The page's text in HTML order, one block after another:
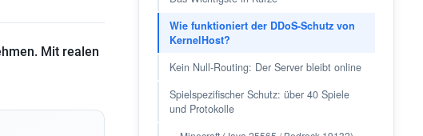
Mit realen
Wie funktioniert der DDoS-Schutz von
KernelHost?
Kein Null-Routing: Der Server bleibt online
Spielspezifischer Schutz: über 40 Spiele
und Protokolle